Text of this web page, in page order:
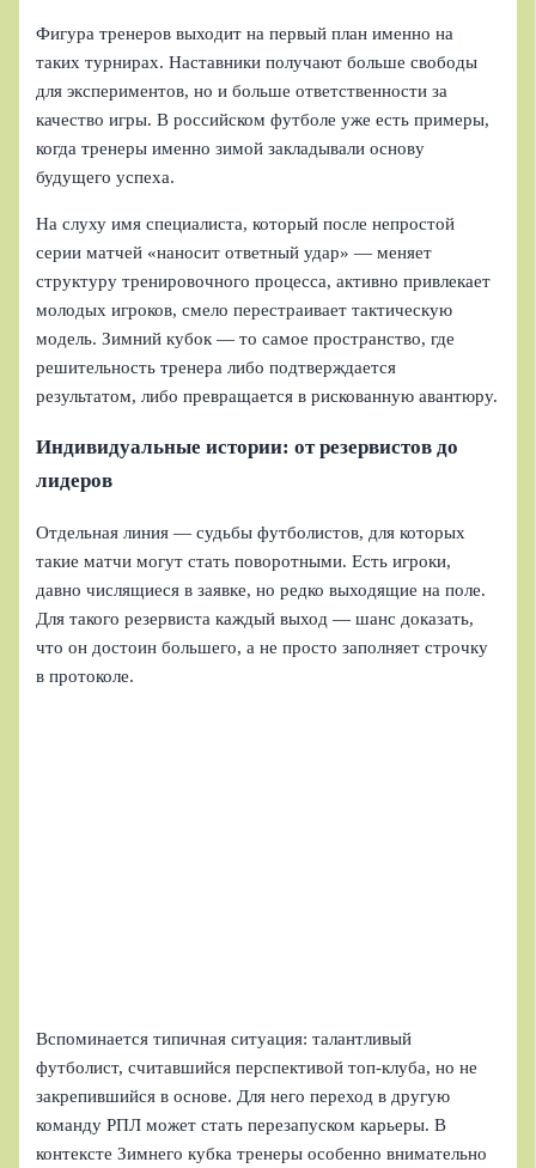
Фигура тренеров выходит на первый план именно на
таких турнирах. Наставники получают больше свободы
для экспериментов, но и больше ответственности за
качество игры. В российском футболе уже есть примеры,
когда тренеры именно зимой закладывали основу
будущего успеха.
На слуху имя специалиста, который после непростой
серии матчей «наносит ответный удар» — меняет
структуру тренировочного процесса, активно привлекает
молодых игроков, смело перестраивает тактическую
модель. Зимний кубок — то самое пространство, где
решительность тренера либо подтверждается
результатом, либо превращается в рискованную авантюру.
Индивидуальные истории: от резервистов до
лидеров
Отдельная линия — судьбы футболистов, для которых
такие матчи могут стать поворотными. Есть игроки,
давно числящиеся в заявке, но редко выходящие на поле.
Для такого резервиста каждый выход — шанс доказать,
что он достоин большего, а не просто заполняет строчку
в протоколе.
Вспоминается типичная ситуация: талантливый
футболист, считавшийся перспективой топ-клуба, но не
закрепившийся в основе. Для него переход в другую
команду РПЛ может стать перезапуском карьеры. В
контексте Зимнего кубка тренеры особенно внимательно